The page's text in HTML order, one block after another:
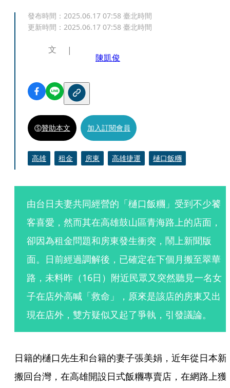
發布時間： 2025.06.17 07:58 臺北時間
更新時間： 2025.06.17 07:58 臺北時間
文
陳凱俊
贊助本文 加入訂閱會員
高雄 租金 房東 高雄捷運 樋口飯糰
由台日夫妻共同經營的「樋口飯糰」受到不少饕
客喜愛，然而其在高雄鼓山區青海路上的店面，
卻因為租金問題和房東發生衝突，鬧上新聞版
面。日前經過調解後，已確定在下個月搬至翠華
路，未料昨（16日）附近民眾又突然聽見一名女
子在店外高喊「救命」，原來是該店的房東又出
現在店外，雙方疑似又起了爭執，引發議論。
日籍的樋口先生和台籍的妻子張美娟，近年從日本新
搬回台灣，在高雄開設日式飯糰專賣店，在網路上獲